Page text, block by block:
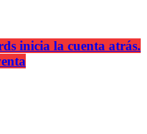
inicia la cuenta atrás.